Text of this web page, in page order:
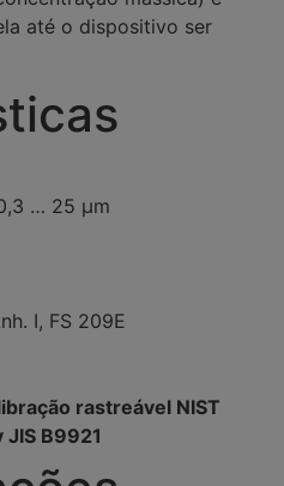
até o dispositivo ser
… 25 µm
I, FS 209E
rastreável NIST
JIS B9921